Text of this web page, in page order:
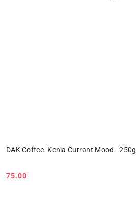
DAK Coffee- Kenia Currant Mood - 250g
Cena:
75.00